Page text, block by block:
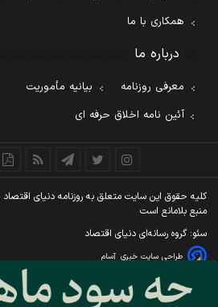
همکاری با ما
درباره ما
معرفی روزنامه
بیانیه مأموریت
آئین نامه اخلاق حرفه ای
کليه حقوق اين سايت متعلق به روزنامه دنيای اقتصاد
منبع بلامانع است
سئو: گروه رسانه‌ای دنیای اقتصاد
طراحی سایت خبری آسام